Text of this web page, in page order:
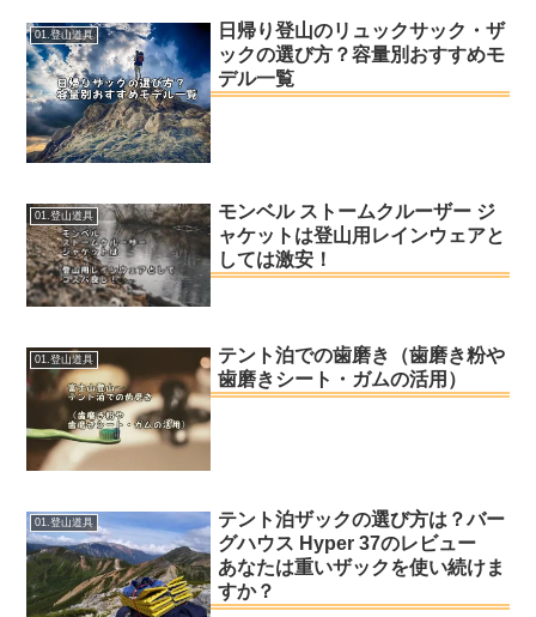
01.登山道具
日帰り登山のリュックサック・ザ
ックの選び方？容量別おすすめモ
デル一覧
01.登山道具
モンベル ストームクルーザー ジ
ャケットは登山用レインウェアと
しては激安！
01.登山道具
テント泊での歯磨き（歯磨き粉や
歯磨きシート・ガムの活用）
01.登山道具
テント泊ザックの選び方は？バー
グハウス Hyper 37のレビュー
あなたは重いザックを使い続けま
すか？